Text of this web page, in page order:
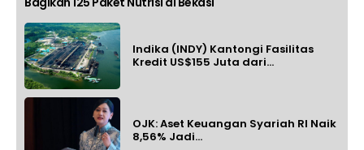
Indika (INDY) Kantongi Fasilitas
Kredit US$155 Juta dari...
OJK: Aset Keuangan Syariah RI Naik
8,56% Jadi...